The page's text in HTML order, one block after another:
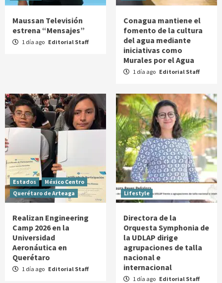
Maussan Televisión
estrena “Mensajes”
1 día ago Editorial Staff
Conagua mantiene el
fomento de la cultura
del agua mediante
iniciativas como
Murales por el Agua
1 día ago Editorial Staff
Estados
México Centro
Querétaro de Arteaga
Realizan Engineering
Camp 2026 en la
Universidad
Aeronáutica en
Querétaro
1 día ago Editorial Staff
Lifestyle
Directora de la
Orquesta Symphonia de
la UDLAP dirige
agrupaciones de talla
nacional e
internacional
1 día ago Editorial Staff